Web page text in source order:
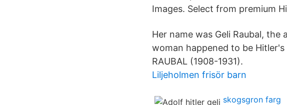
Images. Select from premium
Her name was Geli Raubal,
woman happened to be Hitler's
RAUBAL (1908-1931).
Liljeholmen frisör barn
skogsgron farg